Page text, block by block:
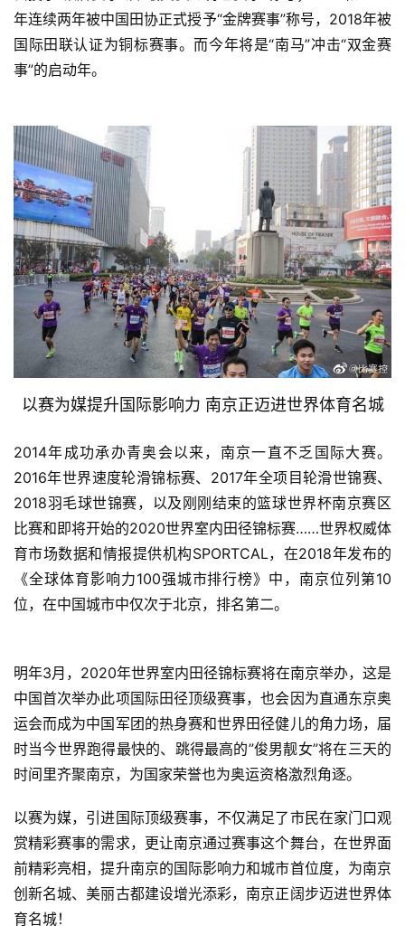
训
练
用
户
精
选
运
年连续两年被中国田协正式授予“金牌赛事”称号，2018年被
国际田联认证为铜标赛事。而今年将是“南马”冲击“双金赛
事”的启动年。
以赛为媒提升国际影响力 南京正迈进世界体育名城
2014年成功承办青奥会以来，南京一直不乏国际大赛。
2016年世界速度轮滑锦标赛、2017年全项目轮滑世锦赛、
2018羽毛球世锦赛，以及刚刚结束的篮球世界杯南京赛区
比赛和即将开始的2020世界室内田径锦标赛……世界权威体
育市场数据和情报提供机构SPORTCAL，在2018年发布的
《全球体育影响力100强城市排行榜》中，南京位列第10
位，在中国城市中仅次于北京，排名第二。
明年3月，2020年世界室内田径锦标赛将在南京举办，这是
中国首次举办此项国际田径顶级赛事，也会因为直通东京奥
运会而成为中国军团的热身赛和世界田径健儿的角力场，届
时当今世界跑得最快的、跳得最高的”俊男靓女”将在三天的
时间里齐聚南京，为国家荣誉也为奥运资格激烈角逐。
以赛为媒，引进国际顶级赛事，不仅满足了市民在家门口观
赏精彩赛事的需求，更让南京通过赛事这个舞台，在世界面
前精彩亮相，提升南京的国际影响力和城市首位度，为南京
创新名城、美丽古都建设增光添彩，南京正阔步迈进世界体
育名城！